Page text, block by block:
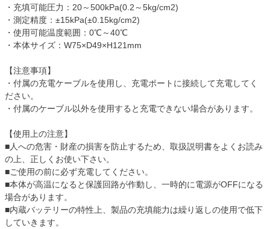
・充填可能圧力：20～500kPa(0.2～5kg/cm2)
・測定精度：±15kPa(±0.15kg/cm2)
・使用可能温度範囲：0℃～40℃
・本体サイズ：W75×D49×H121mm
【注意事項】
・付属の充電ケーブルを使用し、充電ポートに接続して充電してく
ださい。
・付属のケーブル以外を使用すると充電できない場合があります。
【使用上の注意】
■人への危害・財産の損害を防止するため、取扱説明書をよくお読み
の上、正しくお使い下さい。
■ご使用の前に必ず充電してください。
■本体が高温になると保護回路が作動し、一時的に電源がOFFになる
場合があります。
■内蔵バッテリーの特性上、製品の充填能力は繰り返しの使用で低下
していきます。